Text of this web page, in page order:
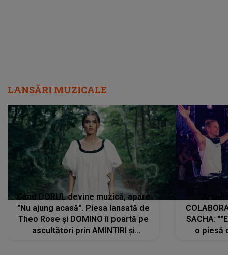
LANSĂRI MUZICALE
Când DORUL devine muzică, apare
"Nu ajung acasă". Piesa lansată de
Theo Rose și DOMINO îi poartă pe
ascultători prin AMINTIRI și
SACHA:
o piesă